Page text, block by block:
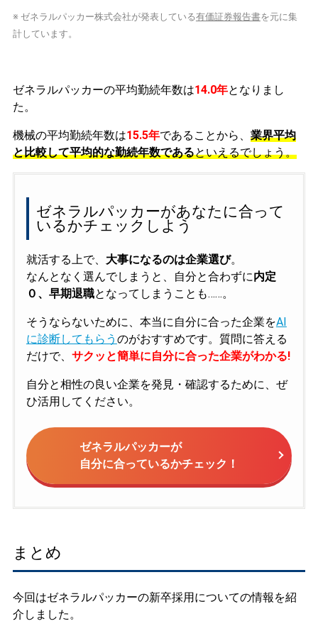
※ ゼネラルパッカー株式会社が発表している有価証券報告書を元に集
計しています。
ゼネラルパッカーの平均勤続年数は14.0年となりまし
た。
機械の平均勤続年数は15.5年であることから、 業界平均
と比較して平均的な勤続年数であるといえるでしょう。
ゼネラルパッカーがあなたに合って
いるかチェックしよう
就活する上で、 大事になるのは企業選び。
なんとなく選んでしまうと、自分と合わずに内定
０、早期退職となってしまうことも……。
そうならないために、本当に自分に合った企業をAI
に診断してもらう のがおすすめです。質問に答える
だけで、 サクッと簡単に自分に合った企業がわかる!
自分と相性の良い企業を発見・確認するために、ぜ
ひ活用してください。
ゼネラルパッカーが
自分に合っているかチェック！
まとめ
今回はゼネラルパッカーの新卒採用についての情報を紹
介しました。